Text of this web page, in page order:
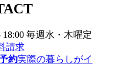
18:00 毎週水・木曜定
請求
約実際の暮らしがイ